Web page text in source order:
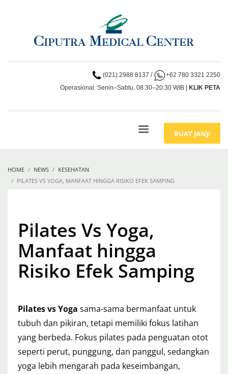
(021) 2988 8137 /
+62 780 3321 2250
Operasional: Senin–Sabtu, 08:30–20:30 WIB | KLIK PETA
BUAT JANJI
HOME NEWS
KESEHATAN
PILATES VS YOGA, MANFAAT HINGGA RISIKO EFEK SAMPING
Pilates Vs Yoga,
Manfaat hingga
Risiko Efek Samping
Pilates vs Yoga sama-sama bermanfaat untuk
tubuh dan pikiran, tetapi memiliki fokus latihan
yang berbeda. Fokus pilates pada penguatan otot
seperti perut, punggung, dan panggul, sedangkan
yoga lebih mengarah pada keseimbangan,